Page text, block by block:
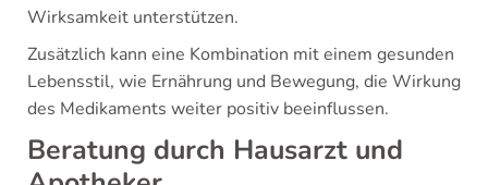
Wirksamkeit unterstützen.
Zusätzlich kann eine Kombination mit einem gesunden
Lebensstil, wie Ernährung und Bewegung, die Wirkung
des Medikaments weiter positiv beeinflussen.
Beratung durch Hausarzt und